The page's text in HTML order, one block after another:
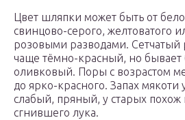
Цвет шляпки может быть от
свинцово-серого, желтоватого
розовыми разводами. Сетчатый
чаще тёмно-красный, но
оливковый. Поры с возрастом
до ярко-красного. Запах
слабый, пряный, у старых похож
сгнившего лука.